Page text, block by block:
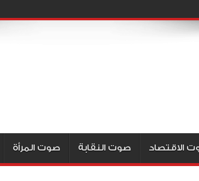
الاقتصاد صوت النقابة صوت المرأة